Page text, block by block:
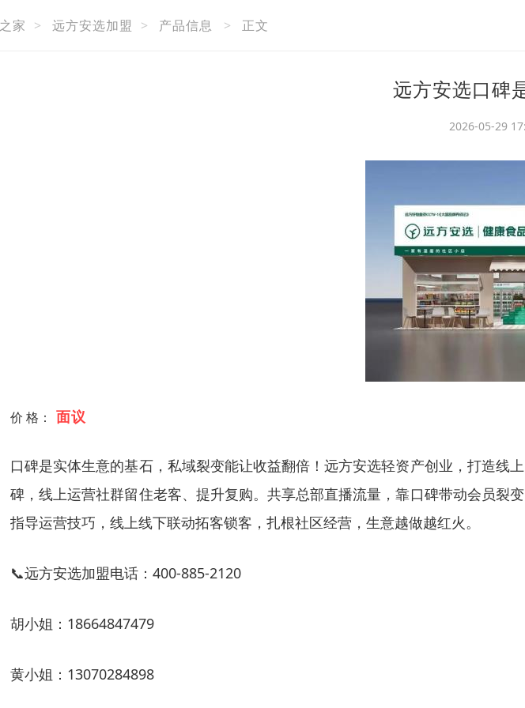
家 > 远方安选加盟 > 产品信息 > 正文
远方安选口碑
2026-05-29
价 格： 面议
口碑是实体生意的基石，私域裂变能让收益翻倍！远方安选轻资产创业，打造
碑，线上运营社群留住老客、提升复购。共享总部直播流量，靠口碑带动会员
指导运营技巧，线上线下联动拓客锁客，扎根社区经营，生意越做越红火。
📞远方安选加盟电话：400-885-2120
胡小姐：18664847479
黄小姐：13070284898